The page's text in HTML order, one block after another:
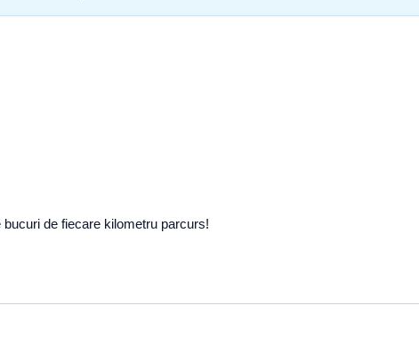
de fiecare kilometru parcurs!